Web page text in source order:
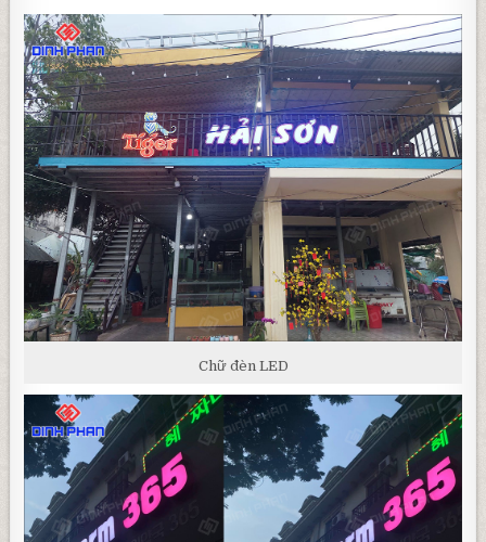
Chữ đèn LED